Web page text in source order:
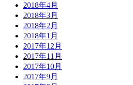
2018年4月
2018年3月
2018年2月
2018年1月
2017年12月
2017年11月
2017年10月
2017年9月